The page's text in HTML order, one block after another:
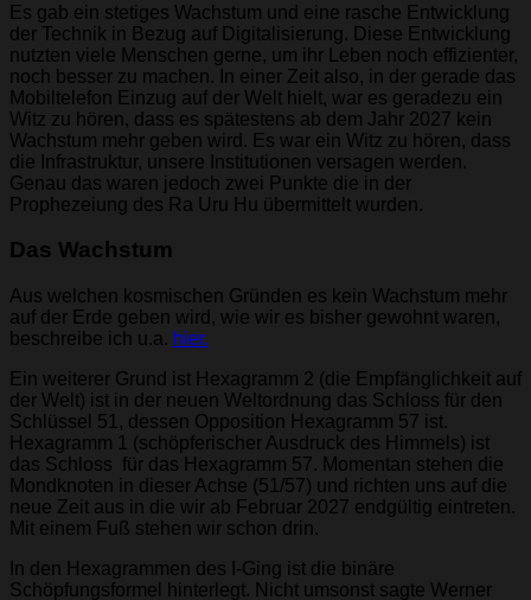
Es gab ein stetiges Wachstum und eine rasche Entwicklung
der Technik in Bezug auf Digitalisierung. Diese Entwicklung
nutzten viele Menschen gerne, um ihr Leben noch effizienter,
noch besser zu machen. In einer Zeit also, in der gerade das
Mobiltelefon Einzug auf der Welt hielt, war es geradezu ein
Witz zu hören, dass es spätestens ab dem Jahr 2027 kein
Wachstum mehr geben wird. Es war ein Witz zu hören, dass
die Infrastruktur, unsere Institutionen versagen werden.
Genau das waren jedoch zwei Punkte die in der
Prophezeiung des Ra Uru Hu übermittelt wurden.
Das Wachstum
Aus welchen kosmischen Gründen es kein Wachstum mehr
auf der Erde geben wird, wie wir es bisher gewohnt waren,
beschreibe ich u.a. hier.
Ein weiterer Grund ist Hexagramm 2 (die Empfänglichkeit auf
der Welt) ist in der neuen Weltordnung das Schloss für den
Schlüssel 51, dessen Opposition Hexagramm 57 ist.
Hexagramm 1 (schöpferischer Ausdruck des Himmels) ist
das Schloss für das Hexagramm 57. Momentan stehen die
Mondknoten in dieser Achse (51/57) und richten uns auf die
neue Zeit aus in die wir ab Februar 2027 endgültig eintreten.
Mit einem Fuß stehen wir schon drin.
In den Hexagrammen des I-Ging ist die binäre
Schöpfungsformel hinterlegt. Nicht umsonst sagte Werner